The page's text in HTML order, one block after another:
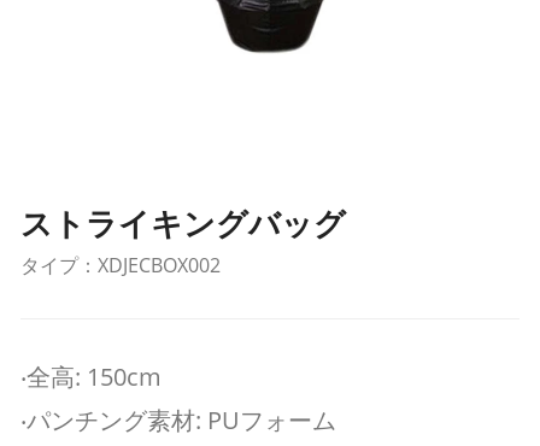
ストライキングバッグ
タイプ：XDJECBOX002
‧全高: 150cm
‧パンチング素材: PUフォーム